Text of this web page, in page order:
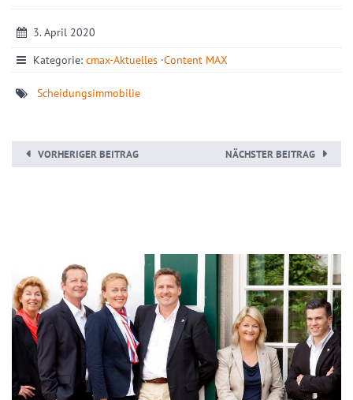
3. April 2020
Kategorie: cmax-Aktuelles ·Content MAX
Scheidungsimmobilie
VORHERIGER BEITRAG NÄCHSTER BEITRAG